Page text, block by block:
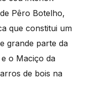
Pêro Botelho,
que constitui um
grande parte da
o Maciço da
de bois na